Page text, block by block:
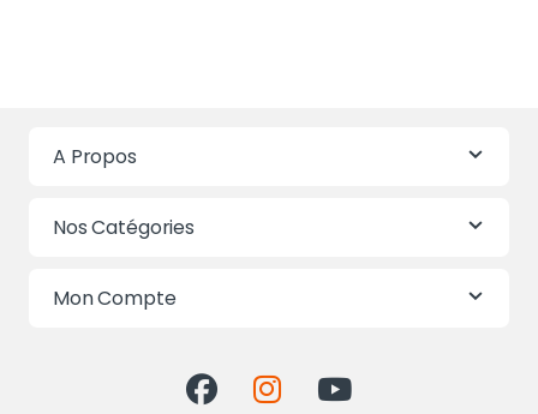
A Propos
Nos Catégories
Mon Compte